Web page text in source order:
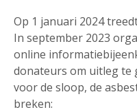
Op 1 januari 2024
In september 2023
online
donateurs om uitleg te
voor de sloop, de
breken: